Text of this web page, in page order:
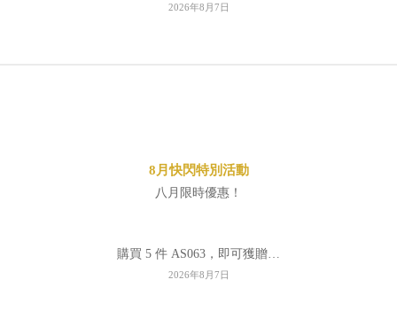
2026年8月7日
8月快閃特別活動
八月限時優惠！
購買 5 件 AS063，即可獲贈…
2026年8月7日